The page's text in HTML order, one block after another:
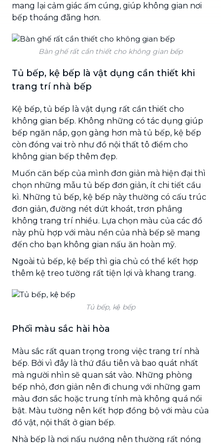
mang lại cảm giác ấm cúng, giúp không gian nơi
bếp thoáng đãng hơn.
Bàn ghế rất cần thiết cho không gian bếp
Tủ bếp, kệ bếp là vật dụng cần thiết khi
trang trí nhà bếp
Kệ bếp, tủ bếp là vật dụng rất cần thiết cho
không gian bếp. Không những có tác dụng giúp
bếp ngăn nắp, gọn gàng hơn mà tủ bếp, kệ bếp
còn đóng vai trò như đồ nội thất tô điểm cho
không gian bếp thêm đẹp.
Muốn căn bếp của mình đơn giản mà hiện đại thì
chọn những mẫu tủ bếp đơn giản, ít chi tiết cầu
kì. Những tủ bếp, kệ bếp này thường có cấu trúc
đơn giản, đường nét dứt khoát, trơn phẳng
không trang trí nhiều. Lựa chọn màu của các đồ
này phù hợp với màu nền của nhà bếp sẽ mang
đến cho bạn không gian nấu ăn hoàn mỹ.
Ngoài tủ bếp, kệ bếp thì gia chủ có thể kết hợp
thêm kệ treo tường rất tiện lợi và khang trang.
Tủ bếp, kệ bếp
Phối màu sắc hài hòa
Màu sắc rất quan trọng trong việc trang trí nhà
bếp. Bởi vì đây là thứ đầu tiên và bao quát nhất
mà người nhìn sẽ quan sát vào. Những phòng
bếp nhỏ, đơn giản nên đi chung với những gam
màu đơn sắc hoặc trung tính mà không quá nổi
bật. Màu tường nên kết hợp đồng bộ với màu của
đồ vật, nội thất ở gian bếp.
Nhà bếp là nơi nấu nướng nên thường rất nóng